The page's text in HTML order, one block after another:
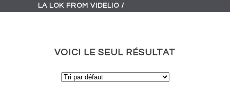
LA LOK FROM VIDELIO /
VOICI LE SEUL RÉSULTAT